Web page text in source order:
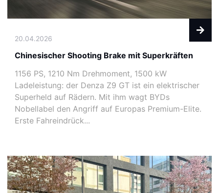
20.04.2026
Chinesischer Shooting Brake mit Superkräften
1156 PS, 1210 Nm Drehmoment, 1500 kW
Ladeleistung: der Denza Z9 GT ist ein elektrischer
Superheld auf Rädern. Mit ihm wagt BYDs
Nobellabel den Angriff auf Europas Premium-Elite.
Erste Fahreindrück...